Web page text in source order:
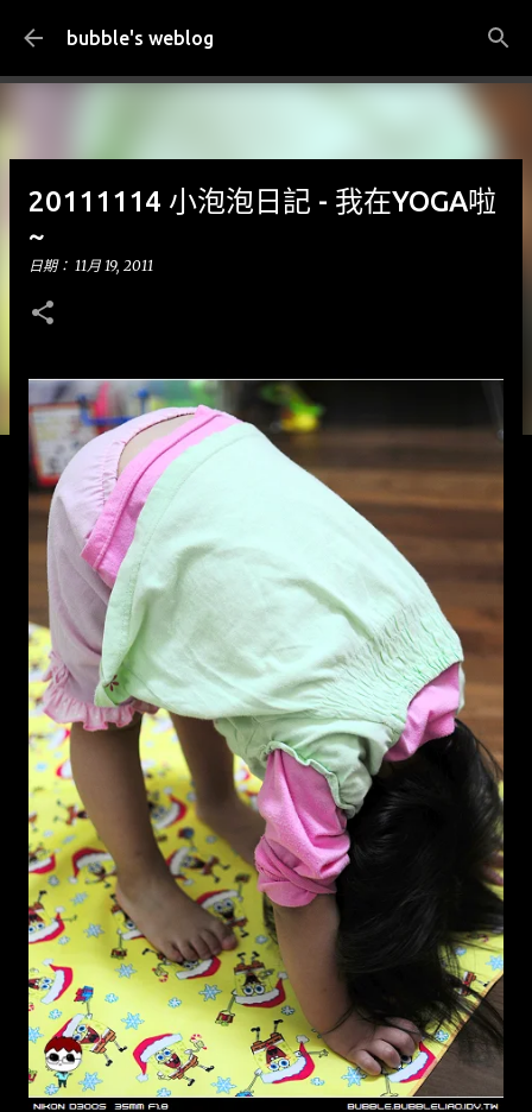
跳到主要內容
bubble's weblog
20111114 小泡泡日記 - 我在YOGA啦
~
日期： 11月 19, 2011